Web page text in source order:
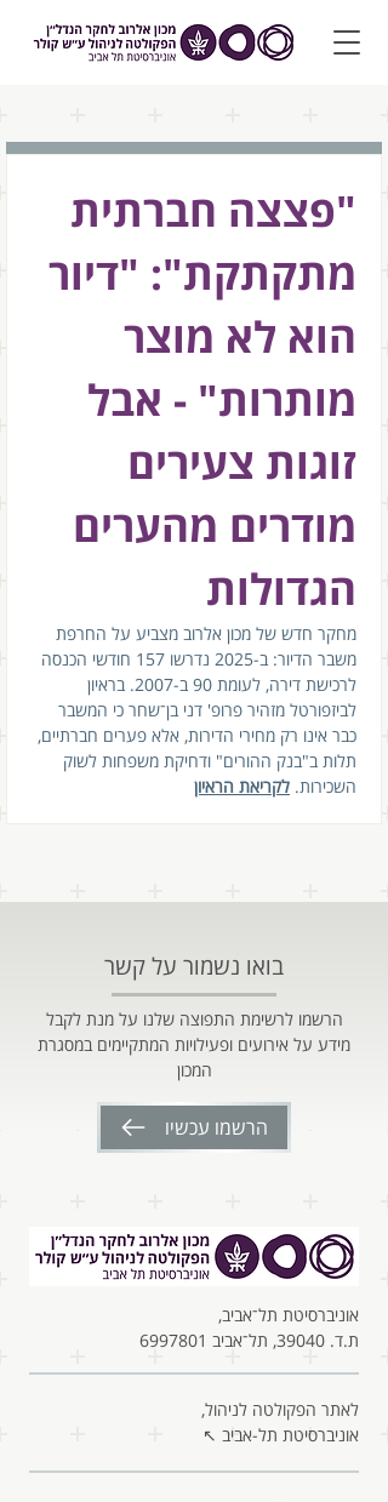
"פצצה חברתית
מתקתקת": "דיור
הוא לא מוצר
מותרות" - אבל
זוגות צעירים
מודרים מהערים
הגדולות
מחקר חדש של מכון אלרוב מצביע על החרפת
משבר הדיור: ב-2025 נדרשו 157 חודשי הכנסה
לרכישת דירה, לעומת 90 ב-2007. בראיון
לביזפורטל מזהיר פרופ' דני בן־שחר כי המשבר
כבר אינו רק מחירי הדירות, אלא פערים חברתיים,
תלות ב"בנק ההורים" ודחיקת משפחות לשוק
השכירות. לקריאת הראיון
בואו נשמור על קשר
הרשמו לרשימת התפוצה שלנו על מנת לקבל
מידע על אירועים ופעילויות המתקיימים במסגרת
המכון
הרשמו עכשיו
אוניברסיטת תל־אביב,
ת.ד. 39040, תל־אביב 6997801
לאתר הפקולטה לניהול,
אוניברסיטת תל-אביב ↖︎